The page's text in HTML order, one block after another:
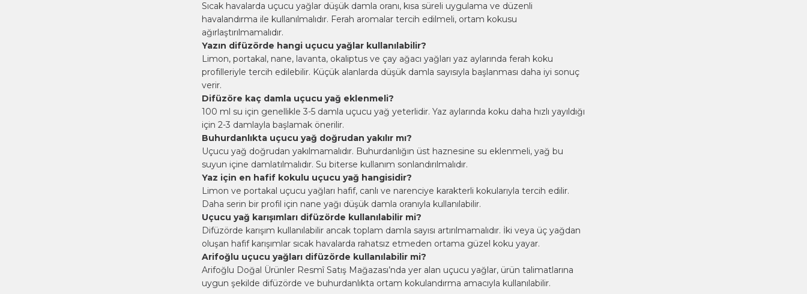
Sıcak havalarda uçucu yağlar düşük damla oranı, kısa süreli uygulama ve düzenli
havalandırma ile kullanılmalıdır. Ferah aromalar tercih edilmeli, ortam kokusu
ağırlaştırılmamalıdır.
Yazın difüzörde hangi uçucu yağlar kullanılabilir?
Limon, portakal, nane, lavanta, okaliptus ve çay ağacı yağları yaz aylarında ferah koku
profilleriyle tercih edilebilir. Küçük alanlarda düşük damla sayısıyla başlanması daha iyi sonuç
verir.
Difüzöre kaç damla uçucu yağ eklenmeli?
100 ml su için genellikle 3-5 damla uçucu yağ yeterlidir. Yaz aylarında koku daha hızlı yayıldığı
için 2-3 damlayla başlamak önerilir.
Buhurdanlıkta uçucu yağ doğrudan yakılır mı?
Uçucu yağ doğrudan yakılmamalıdır. Buhurdanlığın üst haznesine su eklenmeli, yağ bu
suyun içine damlatılmalıdır. Su biterse kullanım sonlandırılmalıdır.
Yaz için en hafif kokulu uçucu yağ hangisidir?
Limon ve portakal uçucu yağları hafif, canlı ve narenciye karakterli kokularıyla tercih edilir.
Daha serin bir profil için nane yağı düşük damla oranıyla kullanılabilir.
Uçucu yağ karışımları difüzörde kullanılabilir mi?
Difüzörde karışım kullanılabilir ancak toplam damla sayısı artırılmamalıdır. İki veya üç yağdan
oluşan hafif karışımlar sıcak havalarda rahatsız etmeden ortama güzel koku yayar.
Arifoğlu uçucu yağları difüzörde kullanılabilir mi?
Arifoğlu Doğal Ürünler Resmî Satış Mağazası’nda yer alan uçucu yağlar, ürün talimatlarına
uygun şekilde difüzörde ve buhurdanlıkta ortam kokulandırma amacıyla kullanılabilir.